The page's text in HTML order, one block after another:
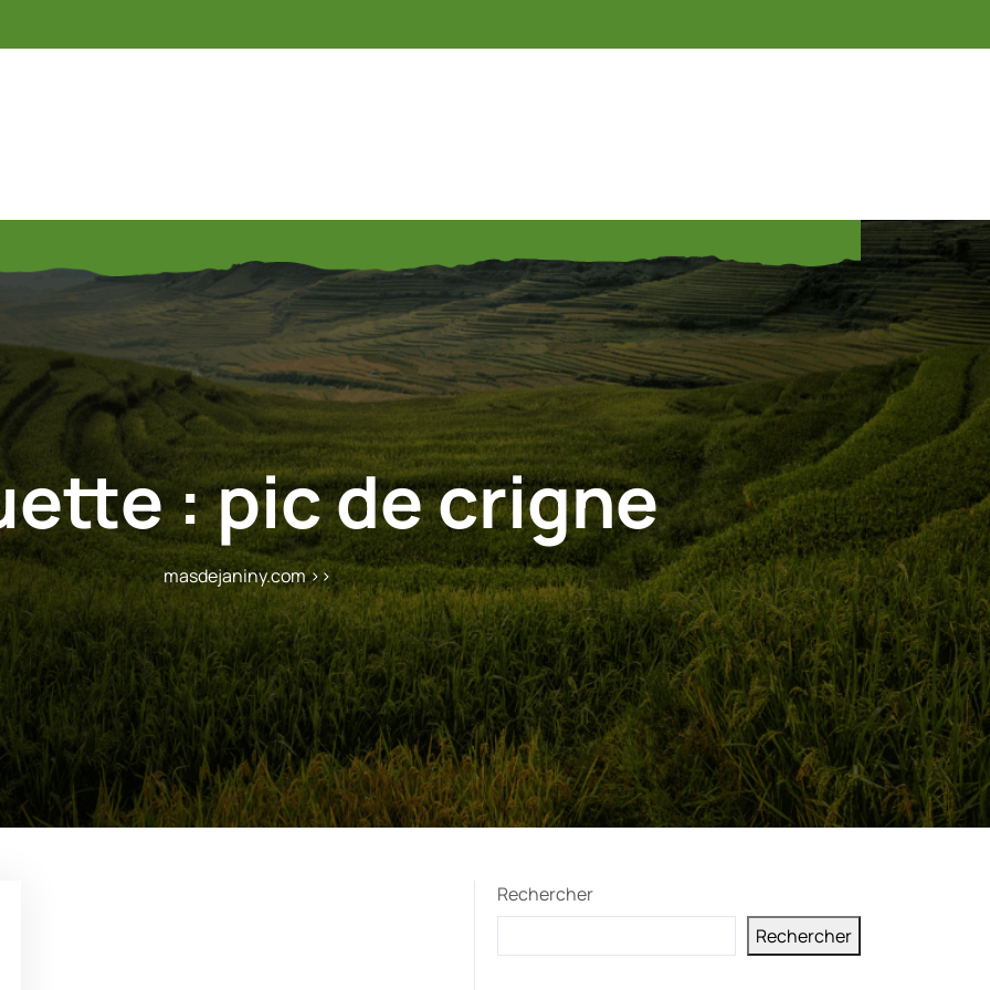
:pic de crigne
masdejaniny.com>>
Rechercher
Rechercher